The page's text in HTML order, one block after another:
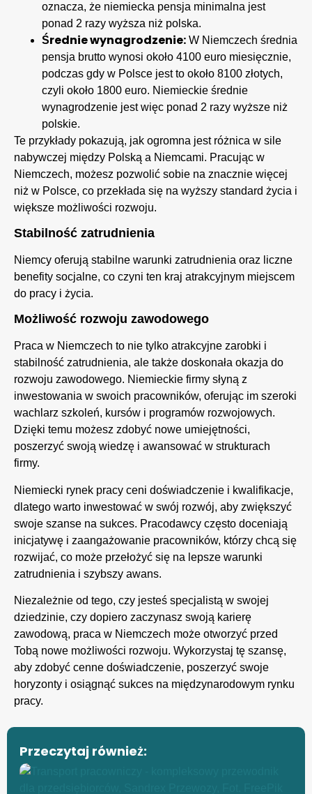
oznacza, że niemiecka pensja minimalna jest
ponad 2 razy wyższa niż polska.
Średnie wynagrodzenie: W Niemczech średnia
pensja brutto wynosi około 4100 euro miesięcznie,
podczas gdy w Polsce jest to około 8100 złotych,
czyli około 1800 euro. Niemieckie średnie
wynagrodzenie jest więc ponad 2 razy wyższe niż
polskie.
Te przykłady pokazują, jak ogromna jest różnica w sile
nabywczej między Polską a Niemcami. Pracując w
Niemczech, możesz pozwolić sobie na znacznie więcej
niż w Polsce, co przekłada się na wyższy standard życia i
większe możliwości rozwoju.
Stabilność zatrudnienia
Niemcy oferują stabilne warunki zatrudnienia oraz liczne
benefity socjalne, co czyni ten kraj atrakcyjnym miejscem
do pracy i życia.
Możliwość rozwoju zawodowego
Praca w Niemczech to nie tylko atrakcyjne zarobki i
stabilność zatrudnienia, ale także doskonała okazja do
rozwoju zawodowego. Niemieckie firmy słyną z
inwestowania w swoich pracowników, oferując im szeroki
wachlarz szkoleń, kursów i programów rozwojowych.
Dzięki temu możesz zdobyć nowe umiejętności,
poszerzyć swoją wiedzę i awansować w strukturach
firmy.
Niemiecki rynek pracy ceni doświadczenie i kwalifikacje,
dlatego warto inwestować w swój rozwój, aby zwiększyć
swoje szanse na sukces. Pracodawcy często doceniają
inicjatywę i zaangażowanie pracowników, którzy chcą się
rozwijać, co może przełożyć się na lepsze warunki
zatrudnienia i szybszy awans.
Niezależnie od tego, czy jesteś specjalistą w swojej
dziedzinie, czy dopiero zaczynasz swoją karierę
zawodową, praca w Niemczech może otworzyć przed
Tobą nowe możliwości rozwoju. Wykorzystaj tę szansę,
aby zdobyć cenne doświadczenie, poszerzyć swoje
horyzonty i osiągnąć sukces na międzynarodowym rynku
pracy.
Przeczytaj również: